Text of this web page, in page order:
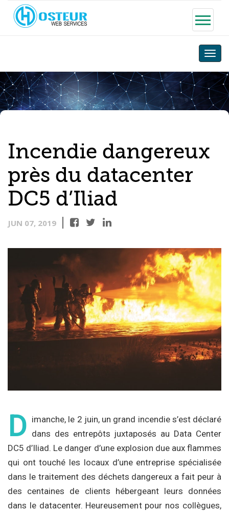
Toggle
Incendie dangereux
près du datacenter
DC5 d’Iliad
JUN 07, 2019
D imanche, le 2 juin, un grand incendie s’est déclaré
dans des entrepôts juxtaposés au Data Center
DC5 d’Iliad. Le danger d’une explosion due aux flammes
qui ont touché les locaux d’une entreprise spécialisée
dans le traitement des déchets dangereux a fait peur à
des centaines de clients hébergeant leurs données
dans le datacenter. Heureusement pour nos collègues,